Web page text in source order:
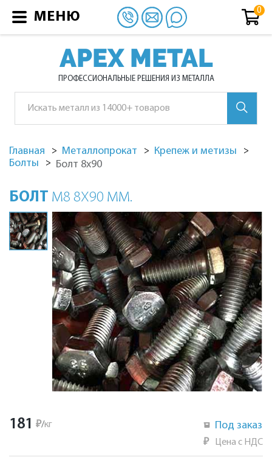
APEX METAL
ПРОФЕССИОНАЛЬНЫЕ РЕШЕНИЯ ИЗ МЕТАЛЛА
Главная Металлопрокат
Крепеж и метизы
Болты
Болт 8х90
БОЛТ М8 8Х90 ММ.
181 ₽/кг Под заказ
₽ Цена с НДС
МЕНЮ